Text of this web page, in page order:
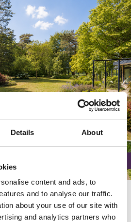
Details About
content and ads, to
and to analyse our traffic.
about your use of our site with
and analytics partners who